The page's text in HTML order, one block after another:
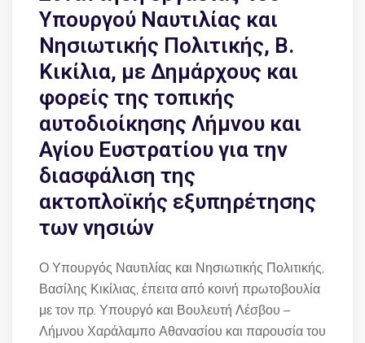
Υπουργού Ναυτιλίας και
Νησιωτικής Πολιτικής, Β.
Κικίλια, με Δημάρχους και
φορείς της τοπικής
αυτοδιοίκησης Λήμνου και
Αγίου Ευστρατίου για την
διασφάλιση της
ακτοπλοϊκής εξυπηρέτησης
των νησιών
Ο Υπουργός Ναυτιλίας και Νησιωτικής Πολιτικής,
Βασίλης Κικίλιας, έπειτα από κοινή πρωτοβουλία
με τον πρ. Υπουργό και Βουλευτή Λέσβου –
Λήμνου Χαράλαμπο Αθανασίου και παρουσία του